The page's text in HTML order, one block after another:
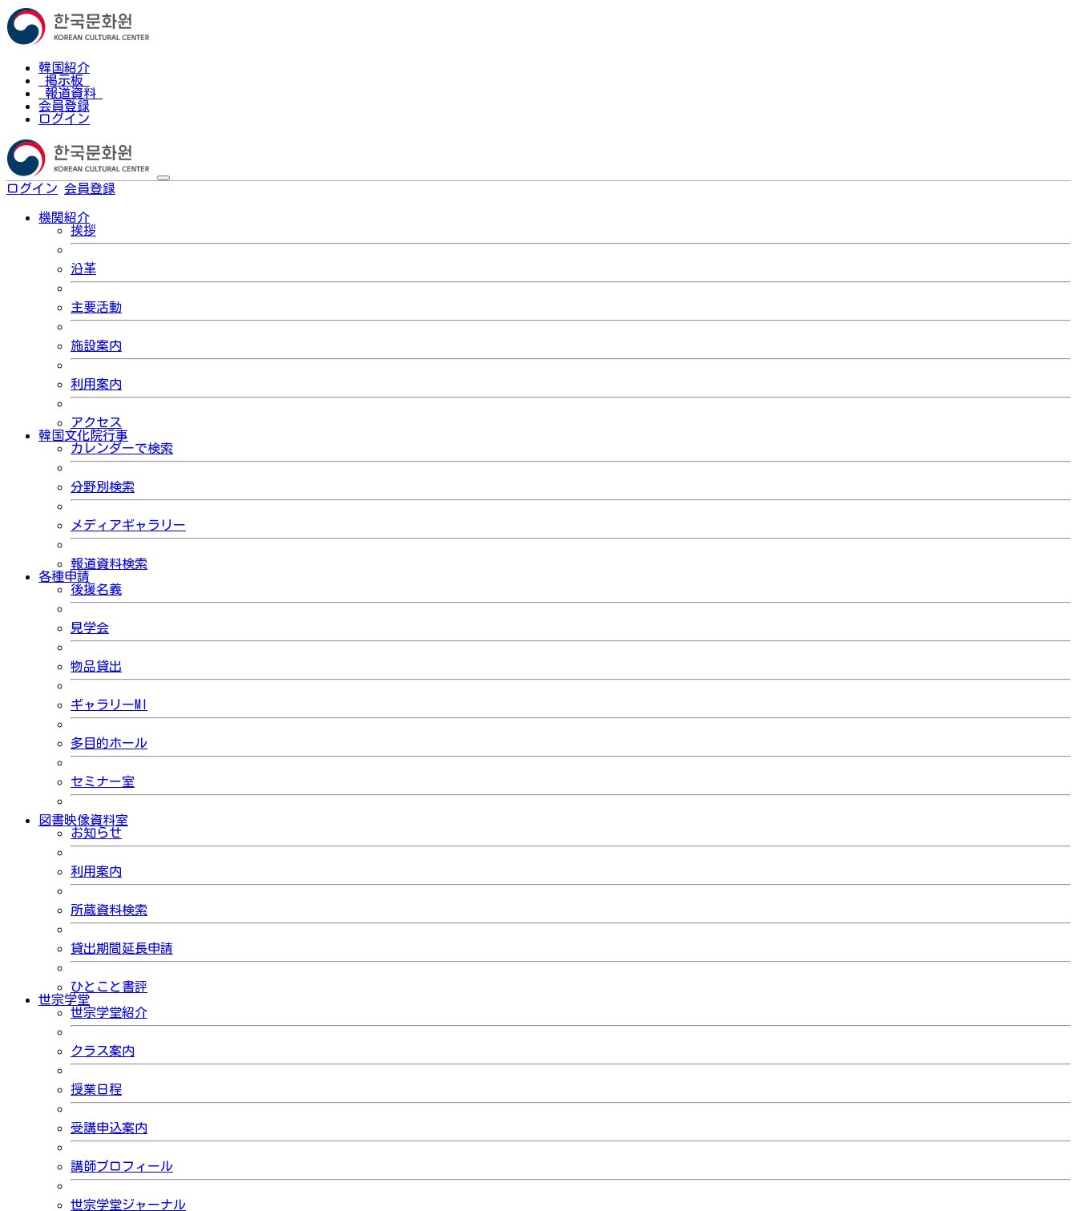
韓国紹介
掲示板
報道資料
会員登録
ログイン
ログイン 会員登録
機関紹介
挨拶
沿革
主要活動
施設案内
利用案内
アクセス
韓国文化院行事
カレンダーで検索
分野別検索
メディアギャラリー
報道資料検索
各種申請
後援名義
見学会
物品貸出
ギャラリーMI
多目的ホール
セミナー室
図書映像資料室
お知らせ
利用案内
所蔵資料検索
貸出期間延長申請
ひとこと書評
世宗学堂
世宗学堂紹介
クラス案内
授業日程
受講申込案内
講師プロフィール
世宗学堂ジャーナル